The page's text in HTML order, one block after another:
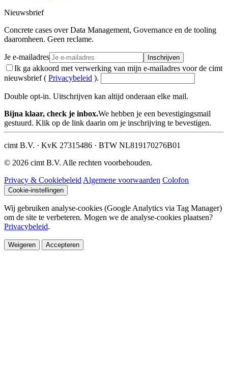
Nieuwsbrief
Concrete cases over Data Management, Governance en de tooling
daaromheen. Geen reclame.
Je e-mailadres Inschrijven
Ik ga akkoord met verwerking van mijn e-mailadres voor de cimt
nieuwsbrief ( Privacybeleid ).
Double opt-in. Uitschrijven kan altijd onderaan elke mail.
Bijna klaar, check je inbox.We hebben je een bevestigingsmail
gestuurd. Klik op de link daarin om je inschrijving te bevestigen.
cimt B.V. · KvK 27315486 · BTW NL819170276B01
© 2026 cimt B.V. Alle rechten voorbehouden.
Privacy & Cookiebeleid Algemene voorwaarden Colofon
Cookie-instellingen
Wij gebruiken analyse-cookies (Google Analytics via Tag Manager)
om de site te verbeteren. Mogen we de analyse-cookies plaatsen?
Privacybeleid.
Weigeren Accepteren